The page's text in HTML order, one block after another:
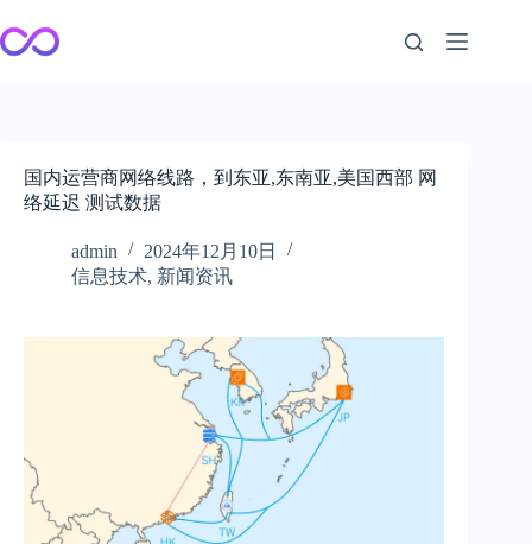
至
内
国内运营商网络线路，到东亚,东南亚,美国西部 网
络延迟 测试数据
admin
2024年12月10日
信息技术, 新闻资讯